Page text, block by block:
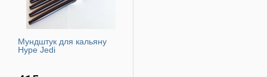
Мундштук для кальяну
Hype Jedi